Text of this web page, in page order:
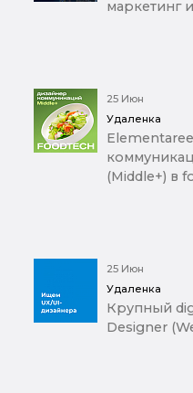
маркетинг
25 Июн
Удаленка
(Middle+) в
25 Июн
Удаленка
Крупный
Designer